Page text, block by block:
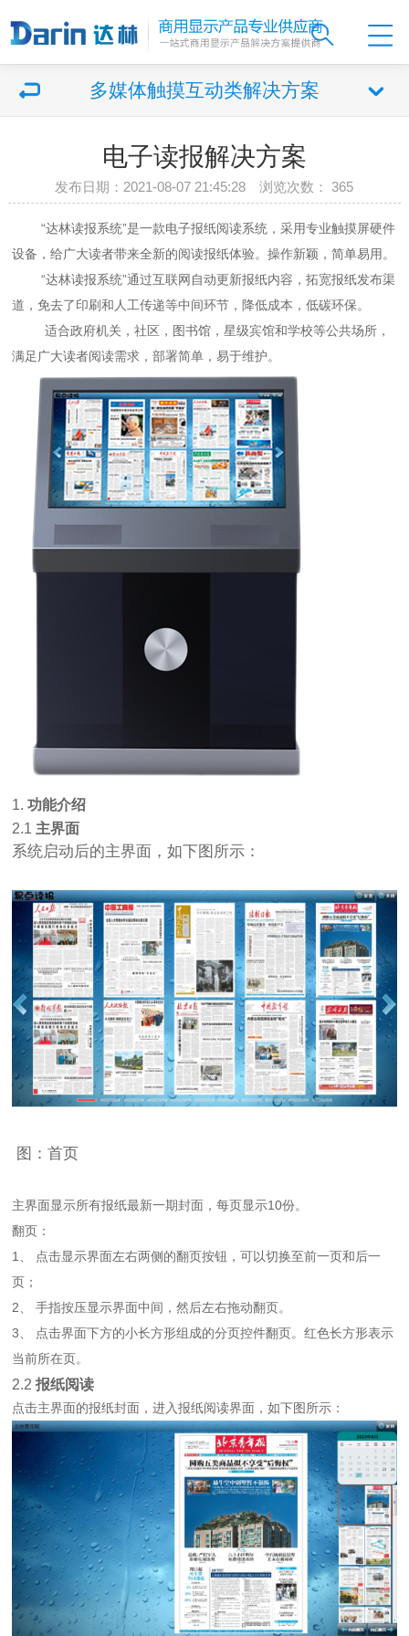
多媒体触摸互动类解决方案
电子读报解决方案
发布日期：2021-08-07 21:45:28 浏览次数： 365
“达林读报系统”是一款电子报纸阅读系统，采用专业触摸屏硬件
设备，给广大读者带来全新的阅读报纸体验。操作新颖，简单易用。
“达林读报系统”通过互联网自动更新报纸内容，拓宽报纸发布渠
道，免去了印刷和人工传递等中间环节，降低成本，低碳环保。
适合政府机关，社区，图书馆，星级宾馆和学校等公共场所，
满足广大读者阅读需求，部署简单，易于维护。
1.功能介绍
2.1主界面
系统启动后的主界面，如下图所示：
图：首页
主界面显示所有报纸最新一期封面，每页显示10份。
翻页：
1、 点击显示界面左右两侧的翻页按钮，可以切换至前一页和后一
页；
2、 手指按压显示界面中间，然后左右拖动翻页。
3、 点击界面下方的小长方形组成的分页控件翻页。红色长方形表示
当前所在页。
2.2报纸阅读
点击主界面的报纸封面，进入报纸阅读界面，如下图所示：